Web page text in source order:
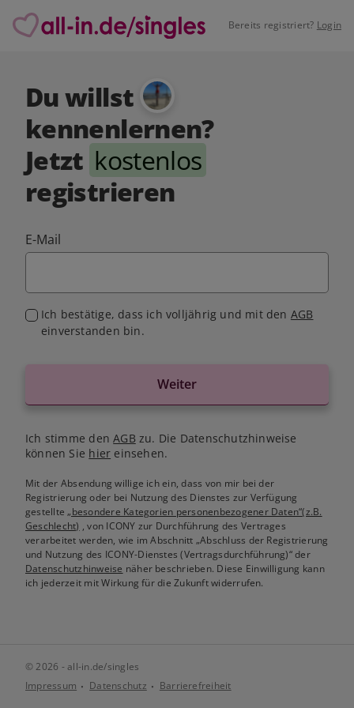
Bereits registriert? Login
Du willst
kennenlernen?
Jetzt kostenlos
registrieren
E-Mail
Ich bestätige, dass ich volljährig und mit den AGB
einverstanden bin.
Weiter
Ich stimme denAGB zu. Die Datenschutzhinweise
können Sie hier einsehen.
Mit der Absendung willige ich ein, dass von mir bei der
Registrierung oder bei Nutzung des Dienstes zur Verfügung
gestellte„besondere Kategorien personenbezogener Daten“(z.B.
Geschlecht) , von ICONY zur Durchführung des Vertrages
verarbeitet werden, wie im Abschnitt „Abschluss der Registrierung
und Nutzung des ICONY-Dienstes (Vertragsdurchführung)“ der
Datenschutzhinweise näher beschrieben. Diese Einwilligung kann
ich jederzeit mit Wirkung für die Zukunft widerrufen.
© 2026 - all-in.de/singles
Impressum
Datenschutz Barrierefreiheit